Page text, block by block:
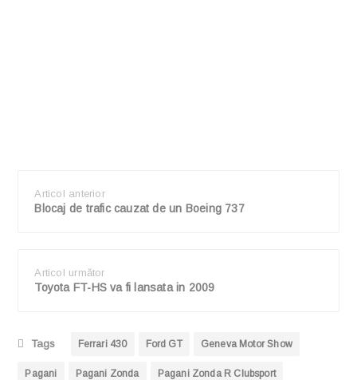
Articol anterior
Blocaj de trafic cauzat de un Boeing 737
Articol următor
Toyota FT-HS va fi lansata in 2009
Tags Ferrari 430 Ford GT Geneva Motor Show
Pagani Pagani Zonda Pagani Zonda R Clubsport